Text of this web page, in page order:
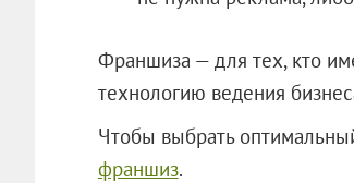
Франшиза — для тех, кто
технологию ведения
Чтобы выбрать
франшиз.